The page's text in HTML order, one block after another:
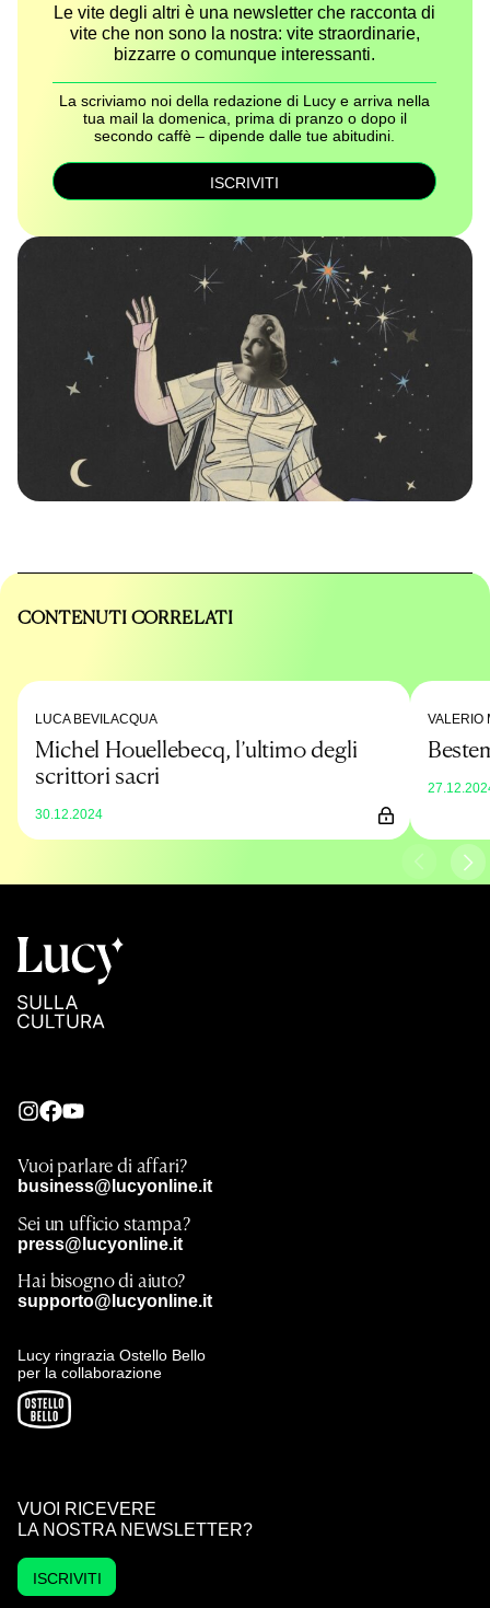
Le vite degli altri è una newsletter che racconta di
vite che non sono la nostra: vite straordinarie,
bizzarre o comunque interessanti.
La scriviamo noi della redazione di Lucy e arriva nella
tua mail la domenica, prima di pranzo o dopo il
secondo caffè – dipende dalle tue abitudini.
ISCRIVITI
CONTENUTI CORRELATI
LUCA BEVILACQUA
Michel Houellebecq, l’ultimo degli
scrittori sacri
30.12.2024
VALERIO
Vuoi parlare di affari?
business@lucyonline.it
Sei un ufficio stampa?
press@lucyonline.it
Hai bisogno di aiuto?
supporto@lucyonline.it
Lucy ringrazia Ostello Bello
per la collaborazione
VUOI RICEVERE
LA NOSTRA NEWSLETTER?
ISCRIVITI